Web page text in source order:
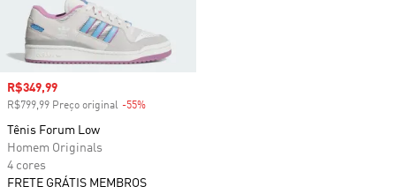
Preço com desconto
R$349,99
R$799,99 Preço original -55%
Tênis Forum Low
Homem Originals
4 cores
FRETE GRÁTIS MEMBROS